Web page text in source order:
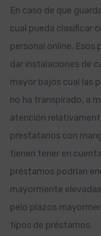
En caso de que
cual pueda clasificar
personal online.
dar instalaciones de
mayor bajos cual las
no ha transpirado, a
atención
prestatarios con
tienen tener en
préstamos podrían
mayormente
pelo plazos
tipos de préstamos.